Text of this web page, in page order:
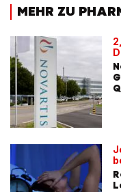
MEHR ZU